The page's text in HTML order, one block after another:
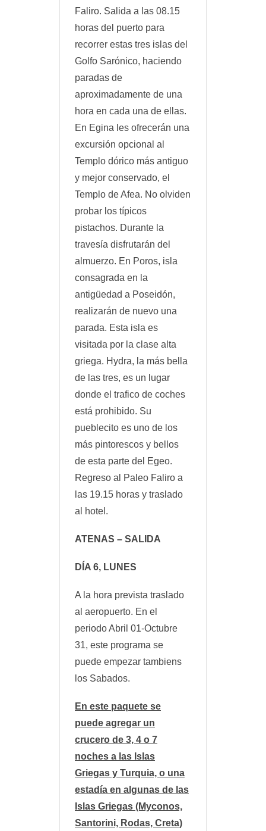
Faliro. Salida a las 08.15
horas del puerto para
recorrer estas tres islas del
Golfo Sarónico, haciendo
paradas de
aproximadamente de una
hora en cada una de ellas.
En Egina les ofrecerán una
excursión opcional al
Templo dórico más antiguo
y mejor conservado, el
Templo de Afea. No olviden
probar los típicos
pistachos. Durante la
travesía disfrutarán del
almuerzo. En Poros, isla
consagrada en la
antigüedad a Poseidón,
realizarán de nuevo una
parada. Esta isla es
visitada por la clase alta
griega. Hydra, la más bella
de las tres, es un lugar
donde el trafico de coches
está prohibido. Su
pueblecito es uno de los
más pintorescos y bellos
de esta parte del Egeo.
Regreso al Paleo Faliro a
las 19.15 horas y traslado
al hotel.
ATENAS – SALIDA
DÍA 6, LUNES
A la hora prevista traslado
al aeropuerto. En el
periodo Abril 01-Octubre
31, este programa se
puede empezar tambiens
los Sabados.
En este paquete se
puede agregar un
crucero de 3, 4 o 7
noches a las Islas
Griegas y Turquia, o una
estadía en algunas de las
Islas Griegas (Myconos,
Santorini, Rodas, Creta)